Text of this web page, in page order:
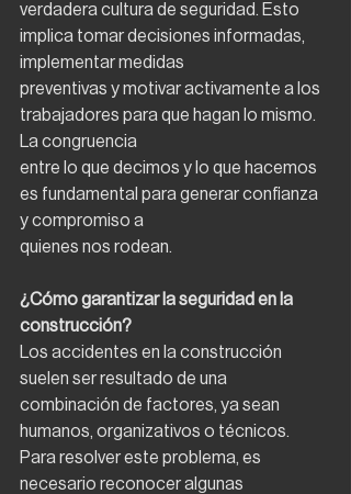
verdadera cultura de seguridad. Esto
implica tomar decisiones informadas,
implementar medidas
preventivas y motivar activamente a los
trabajadores para que hagan lo mismo.
La congruencia
entre lo que decimos y lo que hacemos
es fundamental para generar confianza
y compromiso a
quienes nos rodean.
¿Cómo garantizar la seguridad en la
construcción?
Los accidentes en la construcción
suelen ser resultado de una
combinación de factores, ya sean
humanos, organizativos o técnicos.
Para resolver este problema, es
necesario reconocer algunas